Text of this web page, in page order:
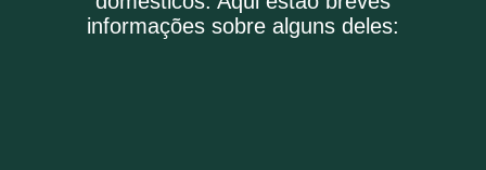
informações sobre alguns deles: